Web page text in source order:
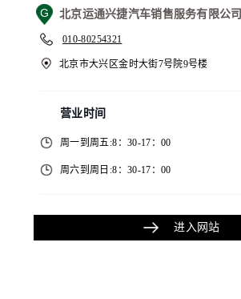
G 北京运通兴捷汽车销售服务有限公司
010-80254321
北京市大兴区金时大街7号院9号楼
营业时间
周一到周五:8：30-17：00
周六到周日:8：30-17：00
进入网站